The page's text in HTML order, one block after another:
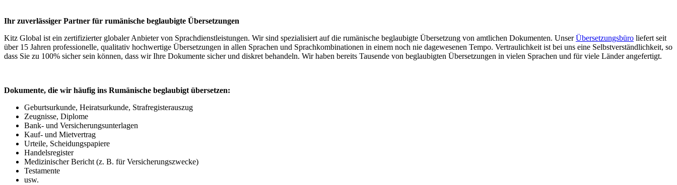
Ihr zuverlässiger Partner für rumänische beglaubigte Übersetzungen
Kitz Global ist ein zertifizierter globaler Anbieter von Sprachdienstleistungen. Wir sind spezialisiert auf die rumänische beglaubigte Übersetzung von amtlichen Dokumenten. UnserÜbersetzungsbüro liefert seit
über 15 Jahren professionelle, qualitativ hochwertige Übersetzungen in allen Sprachen und Sprachkombinationen in einem noch nie dagewesenen Tempo. Vertraulichkeit ist bei uns eine Selbstverständlichkeit, so
dass Sie zu 100% sicher sein können, dass wir Ihre Dokumente sicher und diskret behandeln. Wir haben bereits Tausende von beglaubigten Übersetzungen in vielen Sprachen und für viele Länder angefertigt.
Dokumente, die wir häufig ins Rumänische beglaubigt übersetzen:
Geburtsurkunde, Heiratsurkunde, Strafregisterauszug
Zeugnisse, Diplome
Bank- und Versicherungsunterlagen
Kauf- und Mietvertrag
Urteile, Scheidungspapiere
Handelsregister
Medizinischer Bericht (z. B. für Versicherungszwecke)
Testamente
usw.